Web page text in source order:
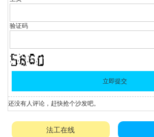
验证码
还没有人评论，赶快抢个沙发吧。
法工在线